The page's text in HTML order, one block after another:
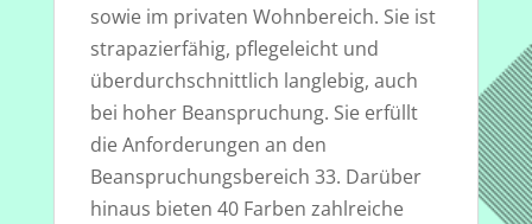
sowie im privaten Wohnbereich. Sie ist
strapazierfähig, pflegeleicht und
überdurchschnittlich langlebig, auch
bei hoher Beanspruchung. Sie erfüllt
die Anforderungen an den
Beanspruchungsbereich 33. Darüber
hinaus bieten 40 Farben zahlreiche